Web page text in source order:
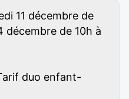
11 décembre de
décembre de 10h à
duo enfant-